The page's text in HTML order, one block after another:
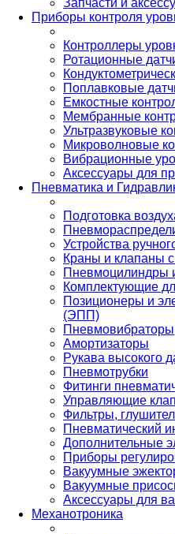
Приборы контроля
Контроллеры
Ротационные
Поплавковые
Емкостные
Мембранные
Ультразвуковые
Микроволновые
Вибрационные
Аксессуары для
Пневматика и
Подготовка
Устройства
Краны и клапаны
Пневмоцилиндры
Комплектующие
Позиционеры и
(ЭПП)
Пневмовибраторы
Амортизаторы
Рукава высокого
Пневмотрубки
Фитинги
Управляющие
Фильтры,
Пневматический
Дополнительные
Приборы
Вакуумные
Вакуумные
Аксессуары для
Механотроника